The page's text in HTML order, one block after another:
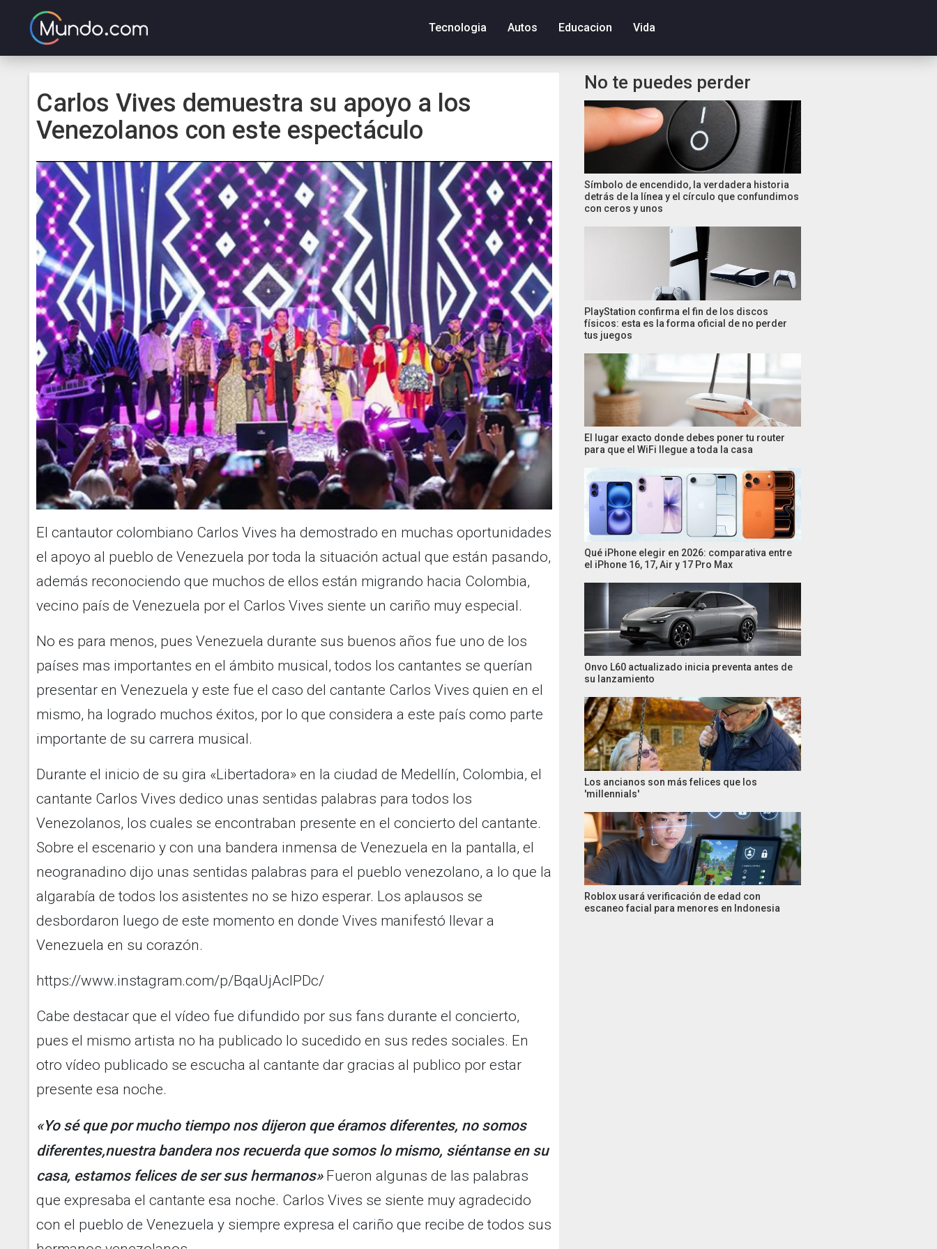
Tecnologia Autos Educacion Vida
Carlos Vives demuestra su apoyo a los
Venezolanos con este espectáculo
El cantautor colombiano Carlos Vives ha demostrado en muchas oportunidades
el apoyo al pueblo de Venezuela por toda la situación actual que están pasando,
además reconociendo que muchos de ellos están migrando hacia Colombia,
vecino país de Venezuela por el Carlos Vives siente un cariño muy especial.
No es para menos, pues Venezuela durante sus buenos años fue uno de los
países mas importantes en el ámbito musical, todos los cantantes se querían
presentar en Venezuela y este fue el caso del cantante Carlos Vives quien en el
mismo, ha logrado muchos éxitos, por lo que considera a este país como parte
importante de su carrera musical.
Durante el inicio de su gira «Libertadora» en la ciudad de Medellín, Colombia, el
cantante Carlos Vives dedico unas sentidas palabras para todos los
Venezolanos, los cuales se encontraban presente en el concierto del cantante.
Sobre el escenario y con una bandera inmensa de Venezuela en la pantalla, el
neogranadino dijo unas sentidas palabras para el pueblo venezolano, a lo que la
algarabía de todos los asistentes no se hizo esperar. Los aplausos se
desbordaron luego de este momento en donde Vives manifestó llevar a
Venezuela en su corazón.
https://www.instagram.com/p/BqaUjAclPDc/
Cabe destacar que el vídeo fue difundido por sus fans durante el concierto,
pues el mismo artista no ha publicado lo sucedido en sus redes sociales. En
otro vídeo publicado se escucha al cantante dar gracias al publico por estar
presente esa noche.
«Yo sé que por mucho tiempo nos dijeron que éramos diferentes, no somos
diferentes,nuestra bandera nos recuerda que somos lo mismo, siéntanse en su
casa, estamos felices de ser sus hermanos»Fueron algunas de las palabras
que expresaba el cantante esa noche. Carlos Vives se siente muy agradecido
con el pueblo de Venezuela y siempre expresa el cariño que recibe de todos sus
No te puedes perder
Símbolo de encendido, la verdadera historia
detrás de la línea y el círculo que confundimos
con ceros y unos
PlayStation confirma el fin de los discos
físicos: esta es la forma oficial de no perder
tus juegos
El lugar exacto donde debes poner tu router
para que el WiFi llegue a toda la casa
Qué iPhone elegir en 2026: comparativa entre
el iPhone 16, 17, Air y 17 Pro Max
Onvo L60 actualizado inicia preventa antes de
su lanzamiento
Los ancianos son más felices que los
'millennials'
Roblox usará verificación de edad con
escaneo facial para menores en Indonesia